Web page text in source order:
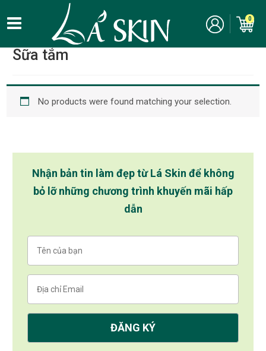
0
Home Chăm Sóc Cơ Thể - Bodycare / Sữa tắm
Sữa tắm
No products were found matching your selection.
Nhận bản tin làm đẹp từ Lá Skin để không
bỏ lỡ những chương trình khuyến mãi hấp
dẫn